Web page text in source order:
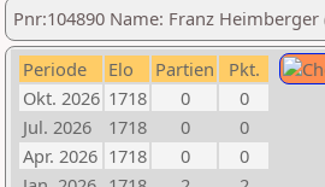
Pnr:104890 Name: Franz Heimberger
Periode Elo Partien
Pkt.
Okt. 2026 1718 0
0
Jul. 2026
1718 0
0
Apr. 2026 1718 0
0